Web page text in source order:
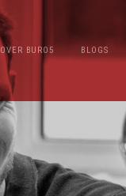
OVER BURO5 BLOGS